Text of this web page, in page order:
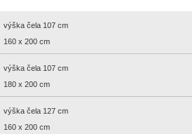
výška čela 107 cm
160 x 200 cm
výška čela 107 cm
180 x 200 cm
výška čela 127 cm
160 x 200 cm